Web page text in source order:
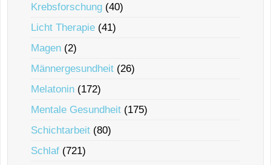
Krebsforschung (40)
Licht Therapie (41)
Magen (2)
Männergesundheit (26)
Melatonin (172)
Mentale Gesundheit (175)
Schichtarbeit (80)
Schlaf (721)